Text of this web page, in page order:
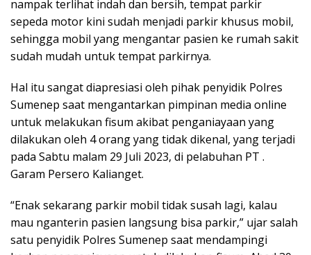
nampak terlihat indah dan bersih, tempat parkir
sepeda motor kini sudah menjadi parkir khusus mobil,
sehingga mobil yang mengantar pasien ke rumah sakit
sudah mudah untuk tempat parkirnya.
Hal itu sangat diapresiasi oleh pihak penyidik Polres
Sumenep saat mengantarkan pimpinan media online
untuk melakukan fisum akibat penganiayaan yang
dilakukan oleh 4 orang yang tidak dikenal, yang terjadi
pada Sabtu malam 29 Juli 2023, di pelabuhan PT .
Garam Persero Kalianget.
“Enak sekarang parkir mobil tidak susah lagi, kalau
mau nganterin pasien langsung bisa parkir,” ujar salah
satu penyidik Polres Sumenep saat mendampingi